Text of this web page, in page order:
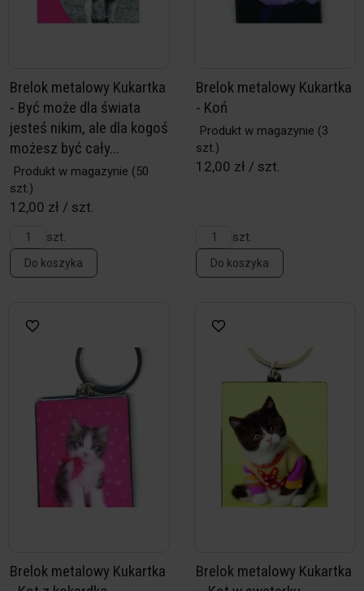
Brelok metalowy Kukartka
- Być może dla świata
jesteś nikim, ale dla kogoś
możesz być cały...
Produkt w magazynie (50
szt.)
12,00 zł / szt.
szt.
Do koszyka
Brelok metalowy Kukartka
- Koń
Produkt w magazynie (3
szt.)
12,00 zł / szt.
szt.
Do koszyka
Brelok metalowy Kukartka
Brelok metalowy Kukartka